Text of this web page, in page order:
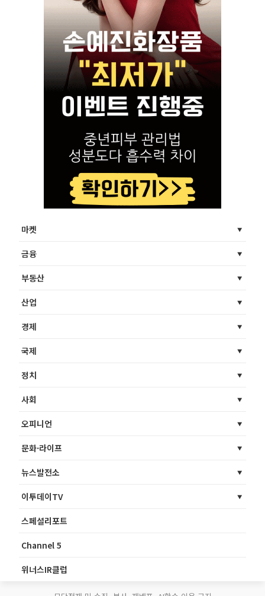
마켓
금융
부동산
산업
경제
국제
정치
사회
오피니언
문화·라이프
뉴스발전소
이투데이TV
스페셜리포트
Channel 5
위너스IR클럽